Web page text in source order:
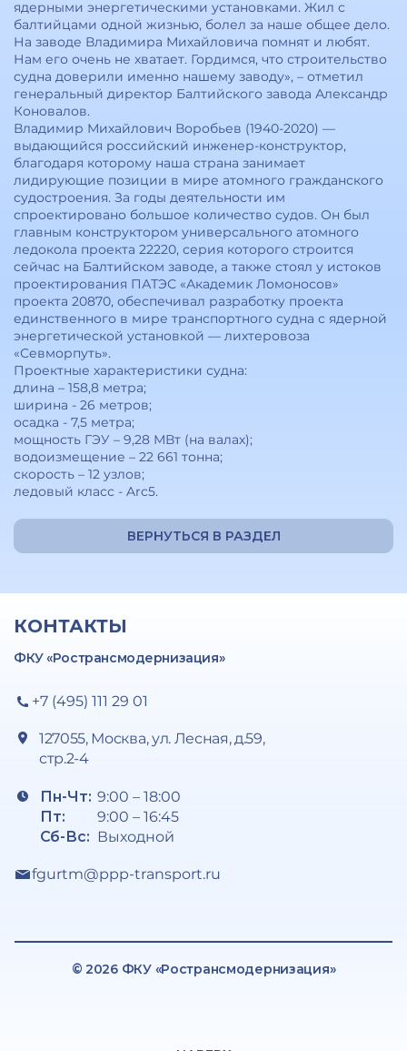
ядерными энергетическими установками. Жил с
балтийцами одной жизнью, болел за наше общее дело.
На заводе Владимира Михайловича помнят и любят.
Нам его очень не хватает. Гордимся, что строительство
судна доверили именно нашему заводу», – отметил
генеральный директор Балтийского завода Александр
Коновалов.
Владимир Михайлович Воробьев (1940-2020) —
выдающийся российский инженер-конструктор,
благодаря которому наша страна занимает
лидирующие позиции в мире атомного гражданского
судостроения. За годы деятельности им
спроектировано большое количество судов. Он был
главным конструктором универсального атомного
ледокола проекта 22220, серия которого строится
сейчас на Балтийском заводе, а также стоял у истоков
проектирования ПАТЭС «Академик Ломоносов»
проекта 20870, обеспечивал разработку проекта
единственного в мире транспортного судна с ядерной
энергетической установкой — лихтеровоза
«Севморпуть».
Проектные характеристики судна:
длина – 158,8 метра;
ширина - 26 метров;
осадка - 7,5 метра;
мощность ГЭУ – 9,28 МВт (на валах);
водоизмещение – 22 661 тонна;
скорость – 12 узлов;
ледовый класс - Arc5.
ВЕРНУТЬСЯ В РАЗДЕЛ
КОНТАКТЫ
ФКУ «Ространсмодернизация»
+7 (495) 111 29 01
127055, Москва, ул. Лесная, д.59,
стр.2-4
Пн-Чт:
Пт:
Сб-Вс:
9:00 – 18:00
9:00 – 16:45
Выходной
fgurtm@ppp-transport.ru
© 2026 ФКУ «Ространсмодернизация»